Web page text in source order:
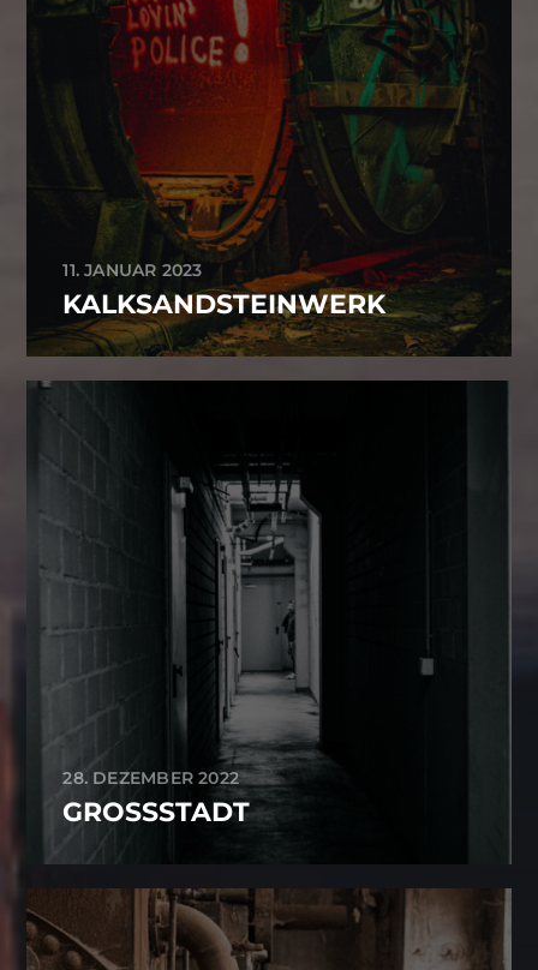
11. JANUAR 2023
KALKSANDSTEINWERK
28. DEZEMBER 2022
GROSSSTADT